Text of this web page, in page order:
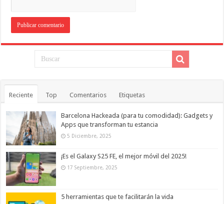
Reciente Top Comentarios Etiquetas
Barcelona Hackeada (para tu comodidad): Gadgets y
Apps que transforman tu estancia
5 Diciembre, 2025
¡Es el Galaxy S25 FE, el mejor móvil del 2025!
17 Septiembre, 2025
5 herramientas que te facilitarán la vida